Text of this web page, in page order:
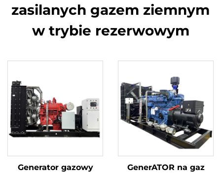
zasilanych gazem ziemnym
w trybie rezerwowym
Generator gazowy
GenerATOR na gaz